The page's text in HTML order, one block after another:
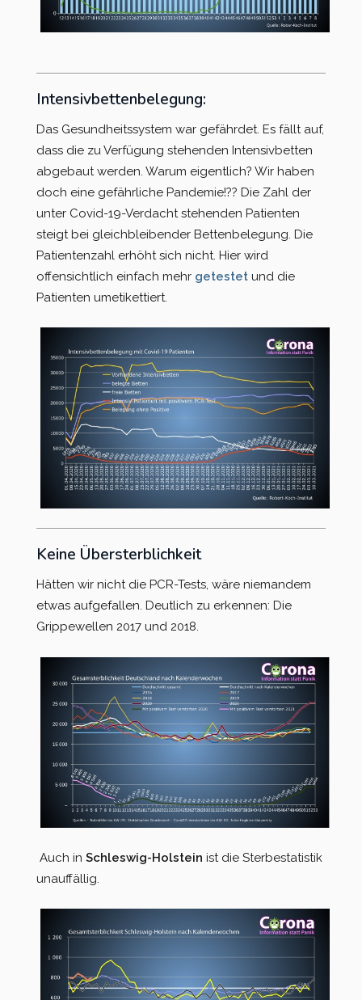
Intensivbettenbelegung:
Das Gesundheitssystem war gefährdet. Es fällt auf,
dass die zu Verfügung stehenden Intensivbetten
abgebaut werden. Warum eigentlich? Wir haben
doch eine gefährliche Pandemie!?? Die Zahl der
unter Covid-19-Verdacht stehenden Patienten
steigt bei gleichbleibender Bettenbelegung. Die
Patientenzahl erhöht sich nicht. Hier wird
offensichtlich einfach mehr getestet und die
Patienten umetikettiert.
Keine Übersterblichkeit
Hätten wir nicht die PCR-Tests, wäre niemandem
etwas aufgefallen. Deutlich zu erkennen: Die
Grippewellen 2017 und 2018.
Auch in Schleswig-Holstein ist die Sterbestatistik
unauffällig.